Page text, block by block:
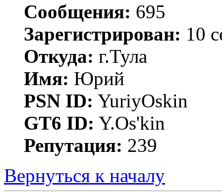
Сообщения: 695
Зарегистрирован: 10
Откуда: г.Тула
Имя: Юрий
PSN ID: YuriyOskin
GT6 ID: Y.Os'kin
Репутация: 239
Вернуться к началу